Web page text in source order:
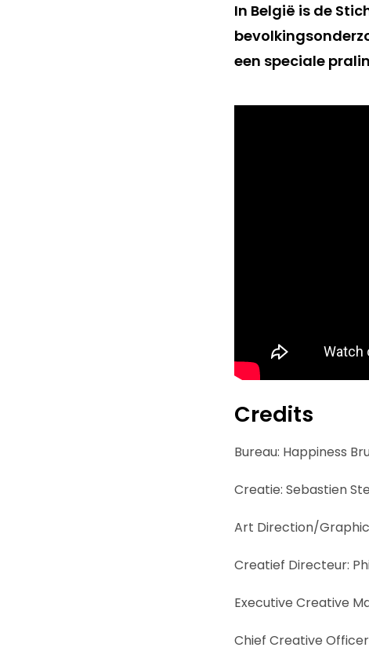
In België is de
een speciale
Credits
Bureau: Happiness
Creatie: Sebastien
Art Direction/
Creatief Directeur:
Executive Creative
Chief Creative